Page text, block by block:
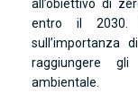
all’obiettivo di
entro il 2030.
sull’importanza
raggiungere
ambientale.